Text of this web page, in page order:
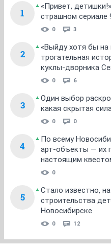
1
«Привет,
страшном сериале
0 3
2
«Выйду хотя бы на
трогательная
куклы-дворника
0 6
3
Один выбор
какая скрытая
0 0
4
По всему
арт-объекты — их
настоящим
0
5
Стало известно,
строительства
Новосибирске
0 12